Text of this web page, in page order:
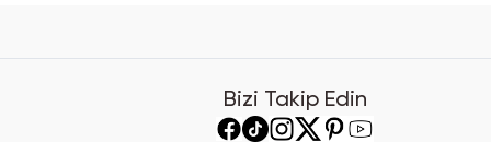
Bizi Takip Edin